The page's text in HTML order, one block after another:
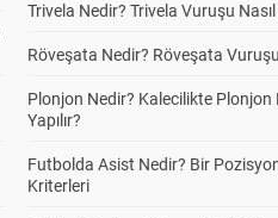
Trivela Nedir? Trivela Vuruşu Nasıl
Röveşata Nedir? Röveşata Vuruşu
Plonjon Nedir? Kalecilikte Plonjon
Yapılır?
Futbolda Asist Nedir? Bir
Kriterleri